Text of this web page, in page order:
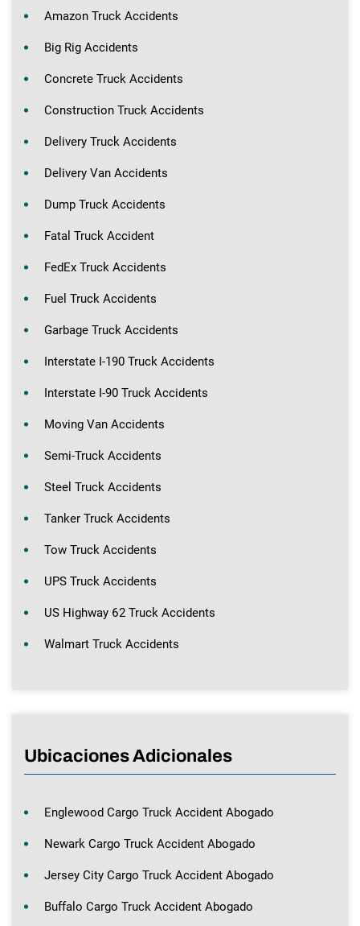
Amazon Truck Accidents
Big Rig Accidents
Concrete Truck Accidents
Construction Truck Accidents
Delivery Truck Accidents
Delivery Van Accidents
Dump Truck Accidents
Fatal Truck Accident
FedEx Truck Accidents
Fuel Truck Accidents
Garbage Truck Accidents
Interstate I-190 Truck Accidents
Interstate I-90 Truck Accidents
Moving Van Accidents
Semi-Truck Accidents
Steel Truck Accidents
Tanker Truck Accidents
Tow Truck Accidents
UPS Truck Accidents
US Highway 62 Truck Accidents
Walmart Truck Accidents
Ubicaciones Adicionales
Englewood Cargo Truck Accident Abogado
Newark Cargo Truck Accident Abogado
Jersey City Cargo Truck Accident Abogado
Buffalo Cargo Truck Accident Abogado